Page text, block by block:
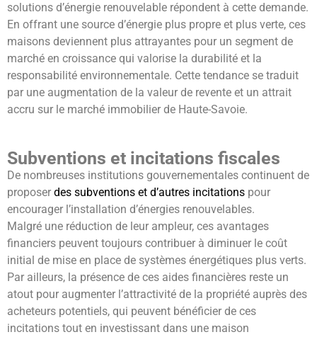
solutions d’énergie renouvelable répondent à cette demande.
En offrant une source d’énergie plus propre et plus verte, ces
maisons deviennent plus attrayantes pour un segment de
marché en croissance qui valorise la durabilité et la
responsabilité environnementale. Cette tendance se traduit
par une augmentation de la valeur de revente et un attrait
accru sur le marché immobilier de Haute-Savoie.
Subventions et incitations fiscales
De nombreuses institutions gouvernementales continuent de
proposer des subventions et d’autres incitations pour
encourager l’installation d’énergies renouvelables.
Malgré une réduction de leur ampleur, ces avantages
financiers peuvent toujours contribuer à diminuer le coût
initial de mise en place de systèmes énergétiques plus verts.
Par ailleurs, la présence de ces aides financières reste un
atout pour augmenter l’attractivité de la propriété auprès des
acheteurs potentiels, qui peuvent bénéficier de ces
incitations tout en investissant dans une maison